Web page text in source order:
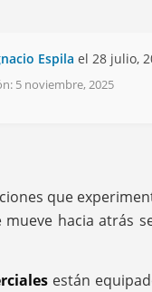
Espila el 28 julio,
5 noviembre, 2025
que
hacia atrás
están